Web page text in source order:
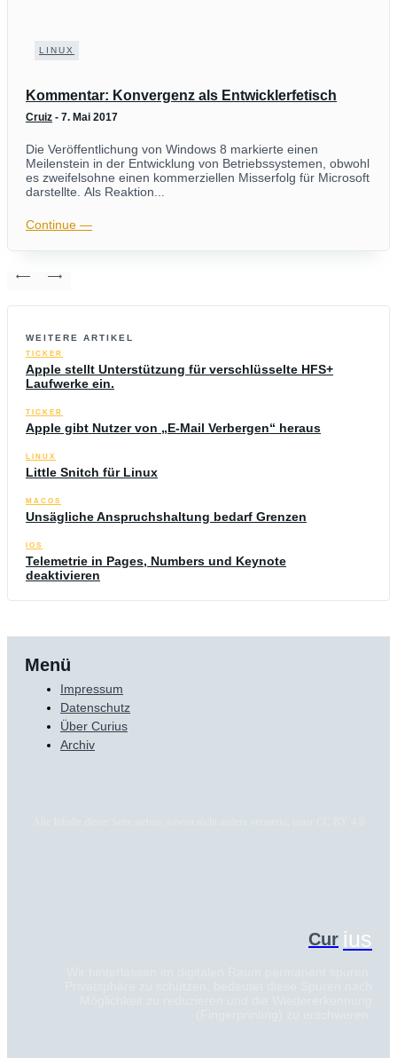
LINUX
Kommentar: Konvergenz als Entwicklerfetisch
Cruiz - 7. Mai 2017
Die Veröffentlichung von Windows 8 markierte einen
Meilenstein in der Entwicklung von Betriebssystemen, obwohl
es zweifelsohne einen kommerziellen Misserfolg für Microsoft
darstellte. Als Reaktion...
Continue ―
WEITERE ARTIKEL
TICKER
Apple stellt Unterstützung für verschlüsselte HFS+
Laufwerke ein.
TICKER
Apple gibt Nutzer von „E-Mail Verbergen“ heraus
LINUX
Little Snitch für Linux
MACOS
Unsägliche Anspruchshaltung bedarf Grenzen
IOS
Telemetrie in Pages, Numbers und Keynote
deaktivieren
Menü
Impressum
Datenschutz
Über Curius
Archiv
Cur ius